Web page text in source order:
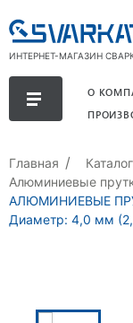
ИНТЕРНЕТ-МАГАЗИН
О
Главная Каталог
Алюминиевые
АЛЮМИНИЕВЫЕ
Диаметр: 4,0 мм